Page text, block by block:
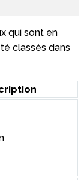
qui sont en
classés dans